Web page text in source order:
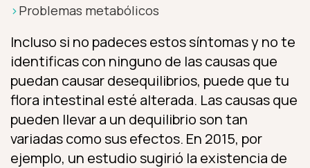
Problemas metabólicos
Incluso si no padeces estos síntomas y no te
identificas con ninguno de las causas que
puedan causar desequilibrios, puede que tu
flora intestinal esté alterada. Las causas que
pueden llevar a un dequilibrio son tan
variadas como sus efectos. En 2015, por
ejemplo, un estudio sugirió la existencia de